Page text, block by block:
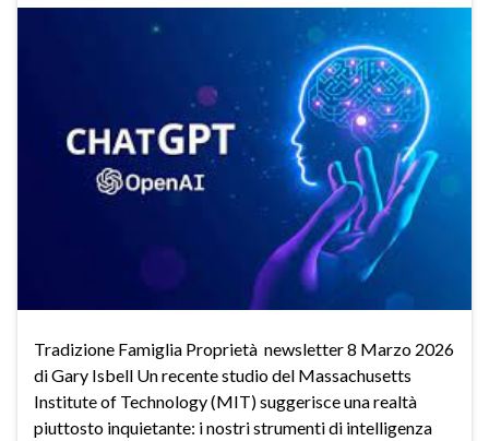
Tradizione Famiglia Proprietà newsletter 8 Marzo 2026
di Gary Isbell Un recente studio del Massachusetts
Institute of Technology (MIT) suggerisce una realtà
piuttosto inquietante: i nostri strumenti di intelligenza